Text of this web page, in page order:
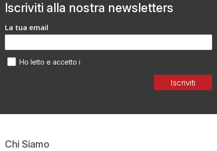
Iscriviti alla nostra newsletters
La tua email
Iscriviti
Ho letto e accetto i
Chi Siamo